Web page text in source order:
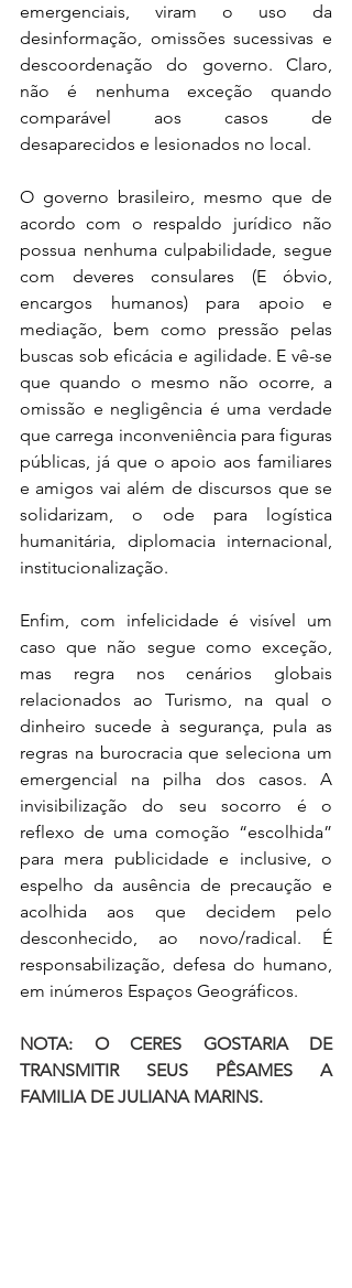
emergenciais, viram o uso da
desinformação, omissões sucessivas e
descoordenação do governo. Claro,
não é nenhuma exceção quando
comparável aos casos de
desaparecidos e lesionados no local.
O governo brasileiro, mesmo que de
acordo com o respaldo jurídico não
possua nenhuma culpabilidade, segue
com deveres consulares (E óbvio,
encargos humanos) para apoio e
mediação, bem como pressão pelas
buscas sob eficácia e agilidade. E vê-se
que quando o mesmo não ocorre, a
omissão e negligência é uma verdade
que carrega inconveniência para figuras
públicas, já que o apoio aos familiares
e amigos vai além de discursos que se
solidarizam, o ode para logística
humanitária, diplomacia internacional,
institucionalização.
Enfim, com infelicidade é visível um
caso que não segue como exceção,
mas regra nos cenários globais
relacionados ao Turismo, na qual o
dinheiro sucede à segurança, pula as
regras na burocracia que seleciona um
emergencial na pilha dos casos. A
invisibilização do seu socorro é o
reflexo de uma comoção “escolhida”
para mera publicidade e inclusive, o
espelho da ausência de precaução e
acolhida aos que decidem pelo
desconhecido, ao novo/radical. É
responsabilização, defesa do humano,
em inúmeros Espaços Geográficos.
NOTA: O CERES GOSTARIA DE
TRANSMITIR SEUS PÊSAMES A
FAMILIA DE JULIANA MARINS.